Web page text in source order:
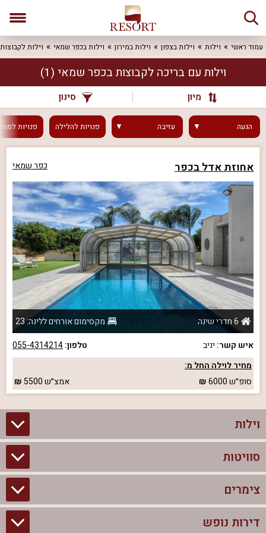
עמוד ראשי וילות וילות בצפון וילות במירון וילות בכפר שמאי וילות לקבוצות
וילות עם בריכה לקבוצות בכפר שמאי (1)
מיון סינון
הגעה עזיבה פנויותלהלילה פנויות
אחוזת אדל בכפר כפר שמאי
6 חדרי שינה
מקסימום אורחים ללינה: 23
איש קשר: יניב טלפון:055-4314214
מחיר לוילה החל מ:
סופ״ש6000 אמצ״ש5500
וילות
וילות בצפון
וילות להשכרה
סוויטות
סוויטות בצפון
צימרים לזוגות עם בריכה פרטית
צימרים
צימרים בצפון
דירות נופש